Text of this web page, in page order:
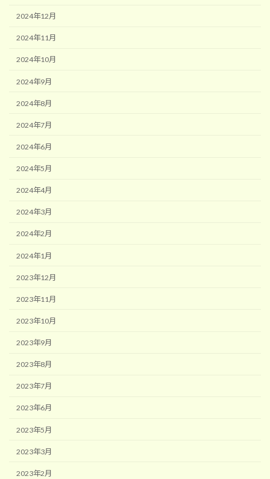
2024年12月
2024年11月
2024年10月
2024年9月
2024年8月
2024年7月
2024年6月
2024年5月
2024年4月
2024年3月
2024年2月
2024年1月
2023年12月
2023年11月
2023年10月
2023年9月
2023年8月
2023年7月
2023年6月
2023年5月
2023年3月
2023年2月